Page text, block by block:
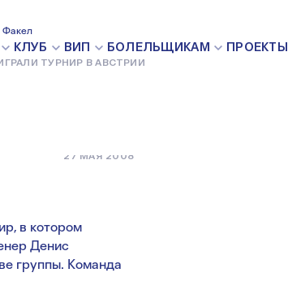
КЛУБ ВИП БОЛЕЛЬЩИКАМ ПРОЕКТЫ
ТУРНИР В АВСТРИИ
27 МАЯ 2008
в котором
Денис
группы. Команда